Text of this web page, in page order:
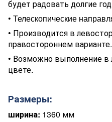
будет радовать долгие
• Телескопические
• Производится в
правостороннем варианте.
• Возможно выполнение
цвете.
Размеры:
ширина: 1360 мм